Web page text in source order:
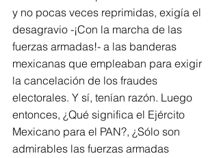
y no pocas veces reprimidas, exigía el
desagravio -¡Con la marcha de las
fuerzas armadas!- a las banderas
mexicanas que empleaban para exigir
la cancelación de los fraudes
electorales. Y sí, tenían razón. Luego
entonces, ¿Qué significa el Ejército
Mexicano para el PAN?, ¿Sólo son
admirables las fuerzas armadas